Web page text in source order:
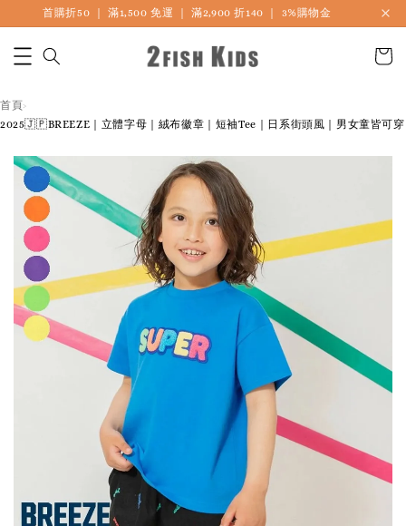
首購折50 ｜ 滿1,500 免運 ｜ 滿2,900 折140 ｜ 3%購物金
首頁›
2025🇯🇵BREEZE｜立體字母｜絨布徽章｜短袖Tee｜日系街頭風｜男女童皆可穿